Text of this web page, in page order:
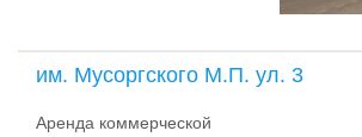
им. Мусоргского М.П. ул. 3
Аренда коммерческой